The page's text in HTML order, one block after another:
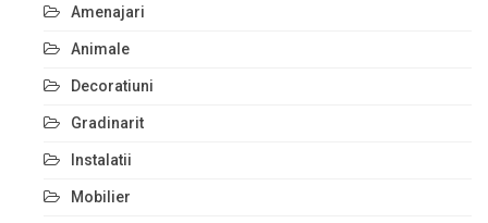
Amenajari
Animale
Decoratiuni
Gradinarit
Instalatii
Mobilier